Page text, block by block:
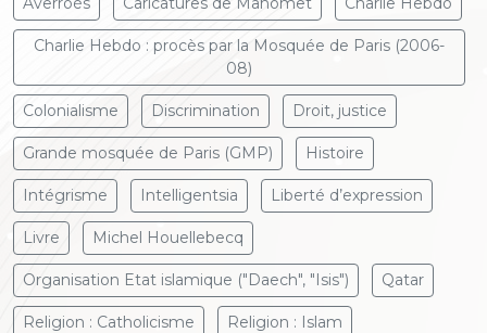
Charlie Hebdo : procès par la Mosquée de Paris (2006-
08)
Colonialisme Discrimination Droit, justice
Grande mosquée de Paris (GMP) Histoire
Intégrisme Intelligentsia Liberté d’expression
Livre Michel Houellebecq
Organisation Etat islamique ("Daech", "Isis") Qatar
Religion : Catholicisme Religion : Islam